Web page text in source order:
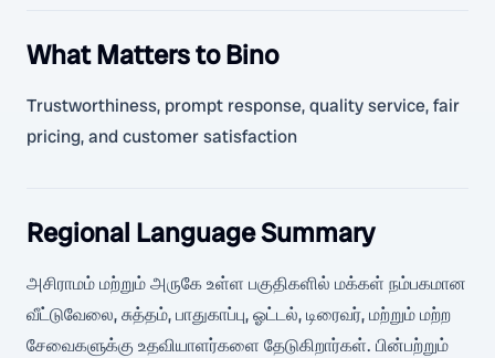
What Matters to Bino
Trustworthiness, prompt response, quality service, fair
pricing, and customer satisfaction
Regional Language Summary
அசிராமம் மற்றும் அருகே உள்ள பகுதிகளில் மக்கள் நம்பகமான
வீட்டுவேலை, சுத்தம், பாதுகாப்பு, ஓட்டல், டிரைவர், மற்றும் மற்ற
சேவைகளுக்கு உதவியாளர்களை தேடுகிறார்கள். பின்பற்றும்